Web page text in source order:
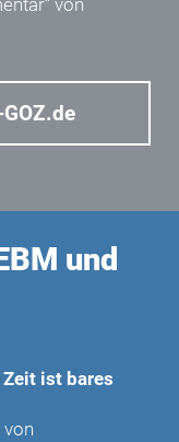
von
und
ist bares
von